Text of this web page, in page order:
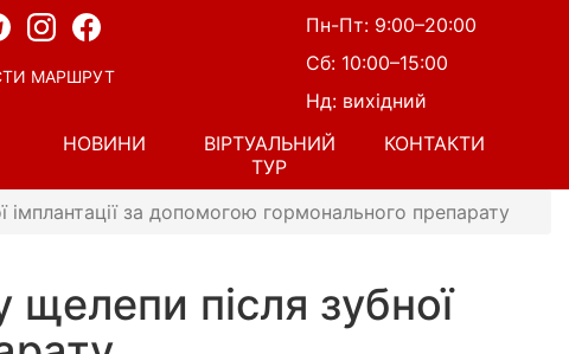
МАРШРУТ
Пн-Пт: 9:00–20:00
Сб: 10:00–15:00
Нд: вихідний
НОВИНИ
ВІРТУАЛЬНИЙ
ТУР
КОНТАКТИ
імплантації за допомогою гормонального препарату
щелепи після зубної